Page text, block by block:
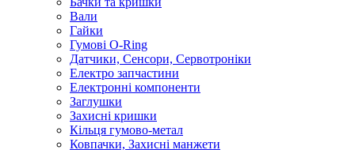
Вали
Гайки
Гумові O-Ring
Датчики, Сенсори, Сервотроніки
Електро запчастини
Електронні компоненти
Заглушки
Захисні кришки
Кільця гумово-метал
Ковпачки, Захисні манжети